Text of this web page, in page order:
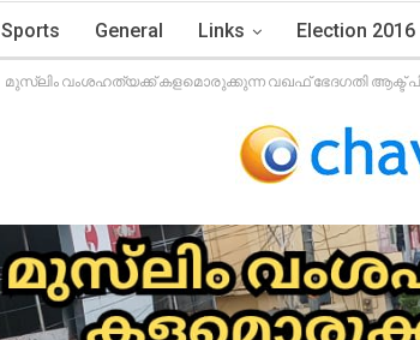
Sports General Links Election 2016
മുസ്‌ലിം വംശഹത്യക്ക് കളമൊരുക്കുന്ന വഖഫ് ഭേദഗതി ആക്ട്